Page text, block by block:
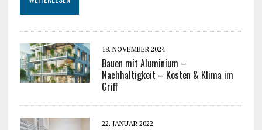
18. NOVEMBER 2024
Bauen mit Aluminium –
Nachhaltigkeit – Kosten & Klima im
Griff
22. JANUAR 2022